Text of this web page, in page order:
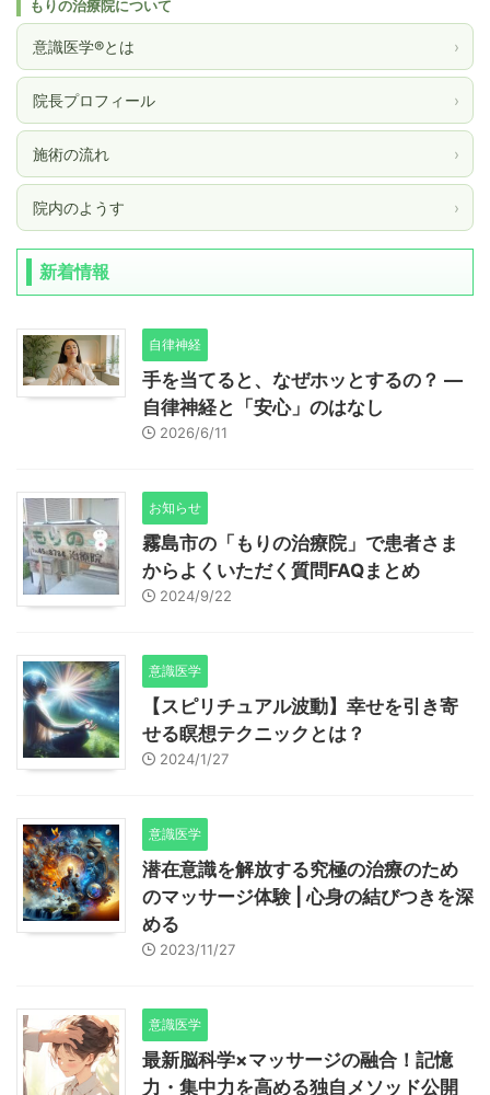
もりの治療院について
意識医学®とは ›
院長プロフィール ›
施術の流れ ›
院内のようす ›
新着情報
自律神経
手を当てると、なぜホッとするの？ ―
自律神経と「安心」のはなし
2026/6/11
お知らせ
霧島市の「もりの治療院」で患者さま
からよくいただく質問FAQまとめ
2024/9/22
意識医学
【スピリチュアル波動】幸せを引き寄
せる瞑想テクニックとは？
2024/1/27
意識医学
潜在意識を解放する究極の治療のため
のマッサージ体験 | 心身の結びつきを深
める
2023/11/27
意識医学
最新脳科学×マッサージの融合！記憶
力・集中力を高める独自メソッド公開